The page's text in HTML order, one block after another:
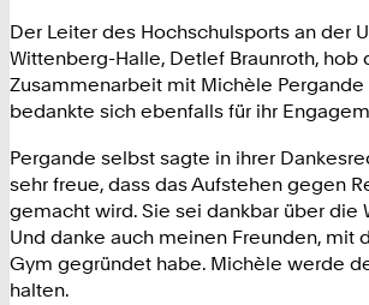
Der Leiter des Hochschulsports an der
Wittenberg-Halle, Detlef Braunroth, hob
Zusammenarbeit mit Michèle Pergande
bedankte sich ebenfalls für ihr
Pergande selbst sagte in ihrer
sehr freue, dass das Aufstehen gegen
gemacht wird. Sie sei dankbar über die
Und danke auch meinen Freunden, mit
Gym gegründet habe. Michèle werde
halten.